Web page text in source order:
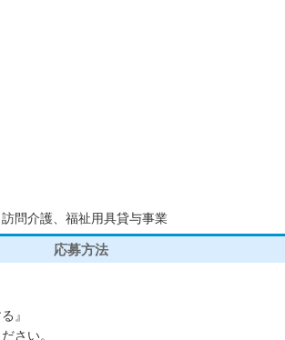
問介護、福祉用具貸与事業
応募方法
』
さい。